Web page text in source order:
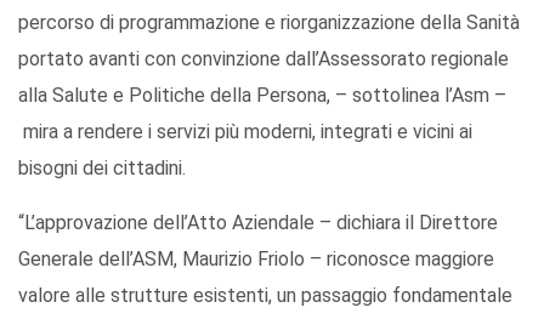
percorso di programmazione e riorganizzazione della Sanità
portato avanti con convinzione dall’Assessorato regionale
alla Salute e Politiche della Persona, – sottolinea l’Asm –
mira a rendere i servizi più moderni, integrati e vicini ai
bisogni dei cittadini.
“L’approvazione dell’Atto Aziendale – dichiara il Direttore
Generale dell’ASM, Maurizio Friolo – riconosce maggiore
valore alle strutture esistenti, un passaggio fondamentale